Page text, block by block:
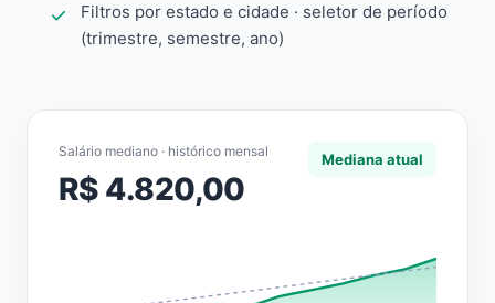
Filtros por estado e cidade · seletor de período
(trimestre, semestre, ano)
Salário mediano · histórico mensal
R$ 4.820,00
Mediana atual